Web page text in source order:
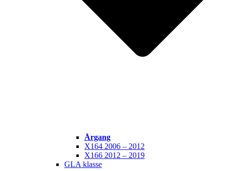
Årgang
X164 2006 – 2012
X166 2012 – 2019
GLA klasse